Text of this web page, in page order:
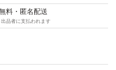
料・匿名配送
品者に支払われます